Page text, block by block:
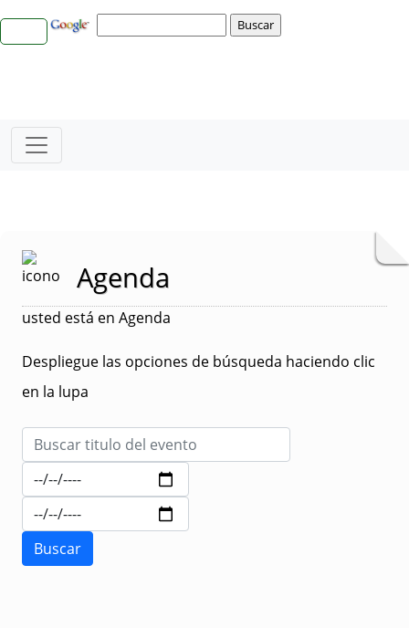
Agenda
usted está en Agenda
Despliegue las opciones de búsqueda haciendo clic
en la lupa